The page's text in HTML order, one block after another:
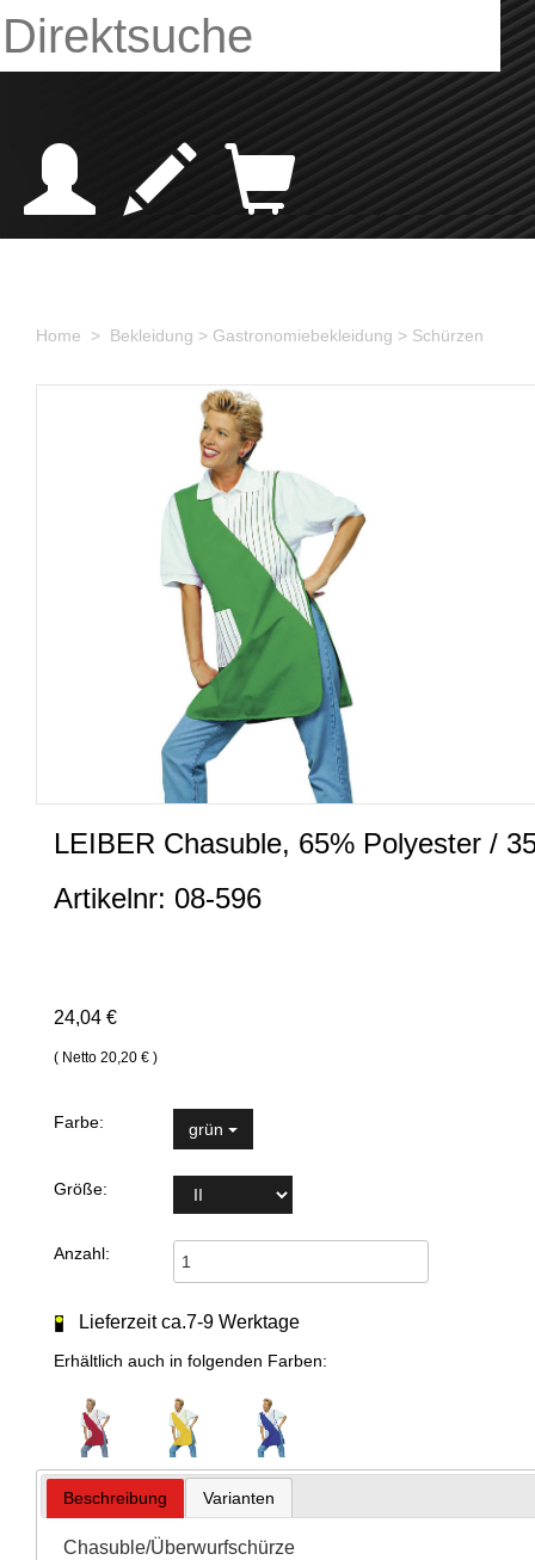
Home > Bekleidung > Gastronomiebekleidung > Schürzen
LEIBER Chasuble, 65% Polyester /
Artikelnr: 08-596
24,04 €
( Netto 20,20 € )
Farbe: grün
Größe:
Anzahl:
Lieferzeit ca.7-9 Werktage
Erhältlich auch in folgenden Farben:
Beschreibung Varianten
Chasuble/Überwurfschürze